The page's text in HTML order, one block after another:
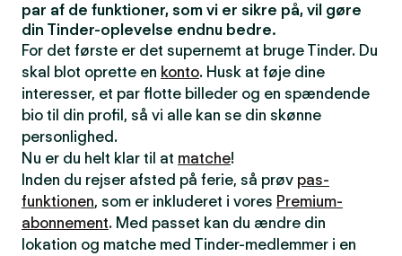
par af de funktioner, som vi er sikre på, vil gøre
din Tinder-oplevelse endnu bedre.
For det første er det supernemt at bruge Tinder. Du
skal blot oprette en konto. Husk at føje dine
interesser, et par flotte billeder og en spændende
bio til din profil, så vi alle kan se din skønne
personlighed.
Nu er du helt klar til at matche!
Inden du rejser afsted på ferie, så prøv pas-
funktionen, som er inkluderet i vores Premium-
abonnement. Med passet kan du ændre din
lokation og matche med Tinder-medlemmer i en